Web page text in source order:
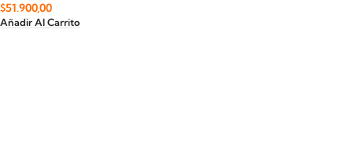
$51.900,00
Añadir Al Carrito